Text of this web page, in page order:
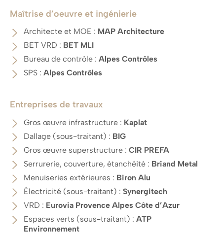
Maîtrise d’oeuvre et ingénierie
Architecte et MOE : MAP Architecture
BET VRD : BET MLI
Bureau de contrôle :Alpes Contrôles
SPS :Alpes Contrôles
Entreprises de travaux
Gros œuvre infrastructure : Kaplat
Dallage (sous-traitant) : BIG
Gros œuvre superstructure :CIR PREFA
Serrurerie, couverture, étanchéité : Briand Metal
Menuiseries extérieures : Biron Alu
Électricité (sous-traitant) :Synergitech
VRD : Eurovia Provence Alpes Côte d’Azur
Espaces verts (sous-traitant) :ATP
Environnement